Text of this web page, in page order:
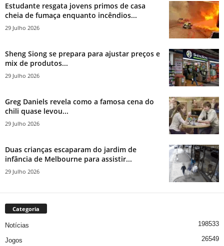
Estudante resgata jovens primos de casa
cheia de fumaça enquanto incêndios...
29 Julho 2026
Sheng Siong se prepara para ajustar preços e
mix de produtos...
29 Julho 2026
Greg Daniels revela como a famosa cena do
chili quase levou...
29 Julho 2026
Duas crianças escaparam do jardim de
infância de Melbourne para assistir...
29 Julho 2026
Categoria
Notícias 198533
Jogos 26549